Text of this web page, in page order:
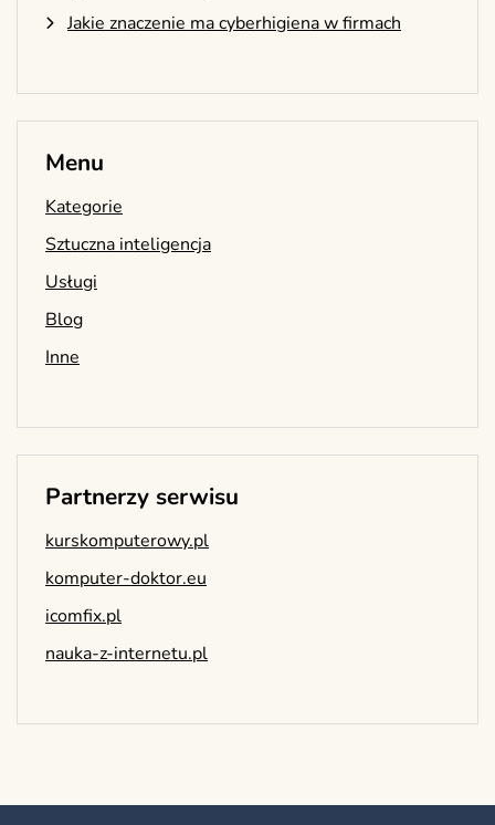
Jakie znaczenie ma cyberhigiena w firmach
Menu
Kategorie
Sztuczna inteligencja
Usługi
Blog
Inne
Partnerzy serwisu
kurskomputerowy.pl
komputer-doktor.eu
icomfix.pl
nauka-z-internetu.pl